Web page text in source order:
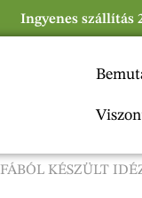
Ingyenes szállítás
FÁBÓL KÉSZÜLT